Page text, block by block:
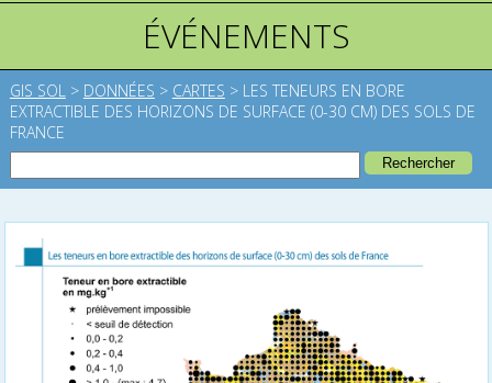
ÉVÉNEMENTS
GIS SOL > DONNÉES > CARTES > LES TENEURS EN BORE
EXTRACTIBLE DES HORIZONS DE SURFACE (0-30 CM) DES SOLS DE
FRANCE